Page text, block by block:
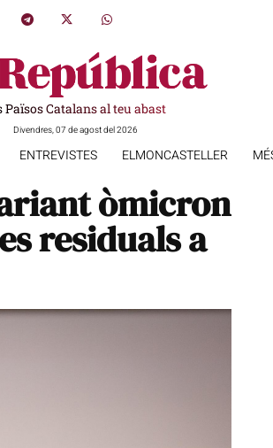
Països Catalans al teu abast
Divendres, 07 de agost del 2026
ENTREVISTES ELMONCASTELLER
òmicron
residuals a